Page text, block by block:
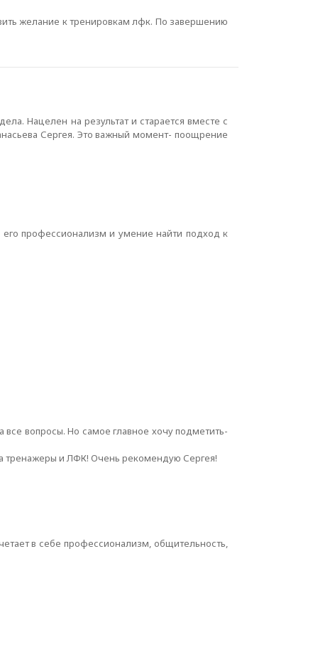
желание к тренировкам лфк. По завершению
Нацелен на результат и старается вместе с
Сергея. Это важный момент- поощрение
его профессионализм и умение найти подход к
все вопросы. Но самое главное хочу подметить-
тренажеры и ЛФК! Очень рекомендую Сергея!
в себе профессионализм, общительность,